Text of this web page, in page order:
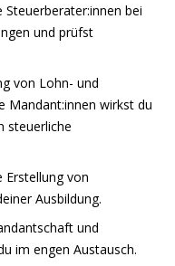
bei
und prüfst
von Lohn- und
Mandant:innen wirkst du
steuerliche
Erstellung von
Ausbildung.
und
im engen Austausch.